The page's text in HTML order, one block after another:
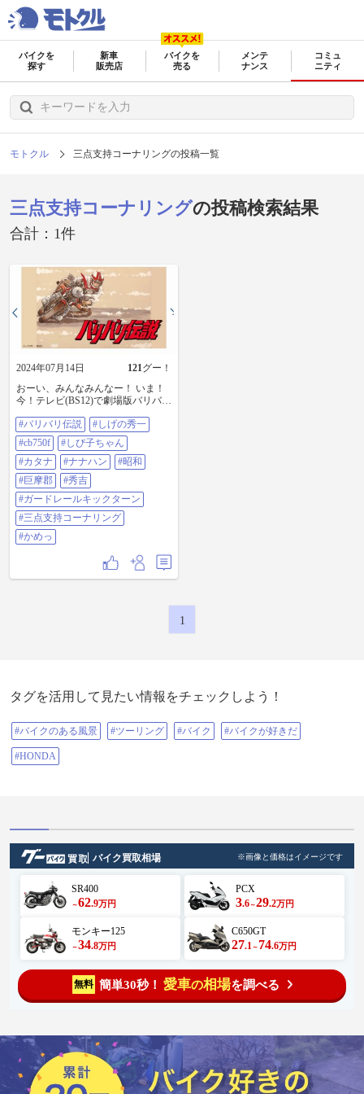
バイクを
探す
新車
販売店
バイクを
売る
メンテ
ナンス
コミュ
ニティ
モトクル 三点支持コーナリングの投稿一覧
三点支持コーナリングの投稿検索結果
合計：1件
2024年07月14日 121グー！
おーい、みんなみんなー！ いま！
今！テレビ(BS12)で劇場版バリバリ
なら観逃すことなくあのとき(昭和)
に戻ることができるぞー！！ #バリ
バリ伝説 #しげの秀一 #CB750F #し
び子ちゃん #カタナ #ナナハン #昭
和 #巨摩郡 #秀吉 #ガードレールキ
ックターン #三点支持コーナリング
#カメッ
#バリバリ伝説
#しげの秀一
#cb750f
#しび子ちゃん
#カタナ
#ナナハン
#昭和
#巨摩郡
#秀吉
#ガードレールキックターン
#三点支持コーナリング
#かめっ
1
タグを活用して見たい情報をチェックしよう！
#バイクのある風景 #ツーリング #バイク #バイクが好きだ
#HONDA
バイク買取相場 ※画像と価格はイメージです
SR400
～62.9万円
PCX
3.6～29.2万円
モンキー125
～34.8万円
C650GT
27.1 ～ 74.6万円
無料 簡単30秒！ 愛車の相場を調べる